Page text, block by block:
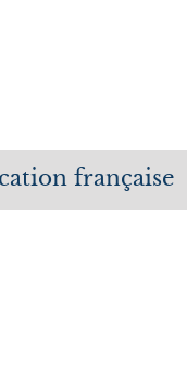
française